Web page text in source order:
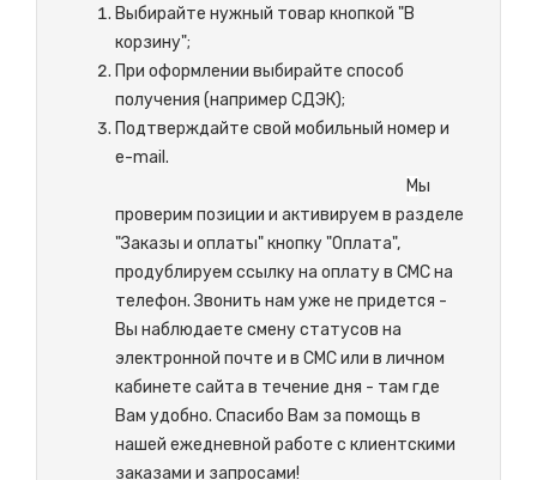
Выбирайте нужный товар кнопкой "В
корзину";
При оформлении выбирайте способ
получения (например СДЭК);
Подтверждайте свой мобильный номер и
e-mail.
Мы
проверим позиции и активируем в разделе
"Заказы и оплаты" кнопку "Оплата",
продублируем ссылку на оплату в СМС на
телефон. Звонить нам уже не придется -
Вы наблюдаете смену статусов на
электронной почте и в СМС или в личном
кабинете сайта в течение дня - там где
Вам удобно. Спасибо Вам за помощь в
нашей ежедневной работе с клиентскими
заказами и запросами!